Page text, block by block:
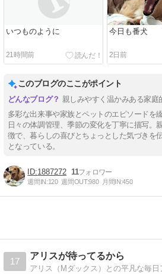
いつものように
21時間前
今日も番犬
2日前
このブログのここがポイント
親しみやすく温かみある家庭
多彩な出来事や家族とペットのエピソードを
日々の体調管理、季節の変化を丁寧に描写。
徴で、暮らしの喜びとちょっとした気づきを
となっている。
1887272 11
週間IN:120 週間OUT:980 月間IN:450
17
アリスが待ってるから